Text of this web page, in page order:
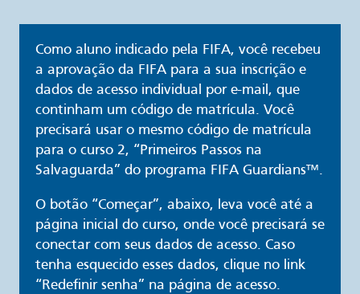
Como aluno indicado pela FIFA, você recebeu
a aprovação da FIFA para a sua inscrição e
dados de acesso individual por e-mail, que
continham um código de matrícula. Você
precisará usar o mesmo código de matrícula
para o curso 2, “Primeiros Passos na
Salvaguarda” do programa FIFA Guardians™.
O botão “Começar”, abaixo, leva você até a
página inicial do curso, onde você precisará se
conectar com seus dados de acesso. Caso
tenha esquecido esses dados, clique no link
“Redefinir senha” na página de acesso.